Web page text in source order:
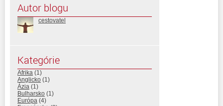
Autor blogu
cestovatel
Kategórie
Afrika (1)
Anglicko (1)
Ázia (1)
Bulharsko (1)
Európa (4)